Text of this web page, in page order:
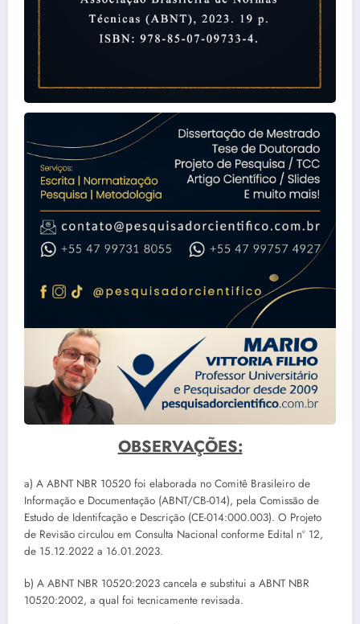
OBSERVAÇÕES:
a) A ABNT NBR 10520 foi elaborada no Comitê Brasileiro de
Informação e Documentação (ABNT/CB-014), pela Comissão de
Estudo de Identifcação e Descrição (CE-014:000.003). O Projeto
de Revisão circulou em Consulta Nacional conforme Edital nº 12,
de 15.12.2022 a 16.01.2023.
b) A ABNT NBR 10520:2023 cancela e substitui a ABNT NBR
10520:2002, a qual foi tecnicamente revisada.